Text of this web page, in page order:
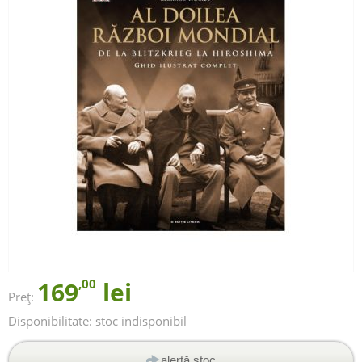
Preț: 169,00 lei
Disponibilitate: stoc indisponibil